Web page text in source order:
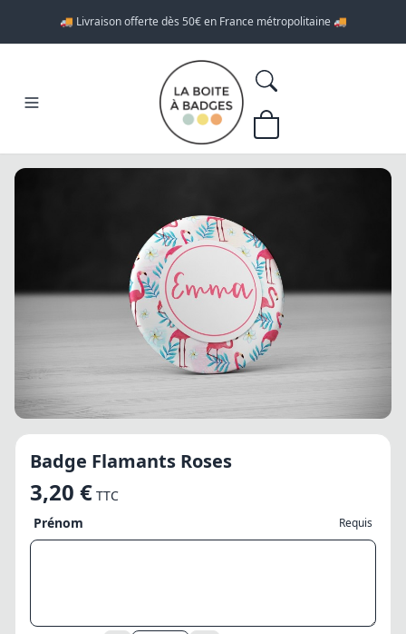
🚚 Livraison offerte dès 50€ en France métropolitaine 🚚
Badge Flamants Roses
3,20 € TTC
Prénom
Requis